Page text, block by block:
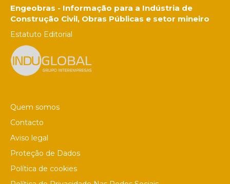
Engeobras - Informação para a Indústria de
Construção Civil, Obras Públicas e setor mineiro
Estatuto Editorial
Quem somos
Contacto
Aviso legal
Proteção de Dados
Política de cookies